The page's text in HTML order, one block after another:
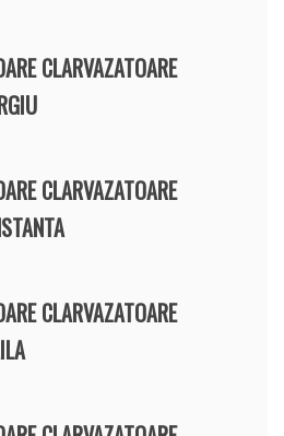
CLARVAZATOARE
CLARVAZATOARE
CLARVAZATOARE